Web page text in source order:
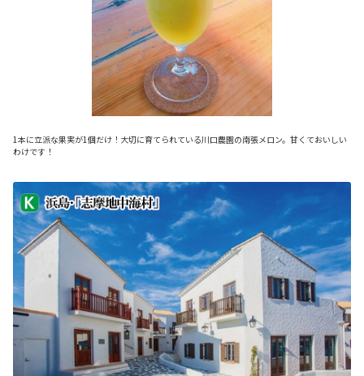
1本に立派な果実が1個だけ！大切に育てられている川口農園の南張メロン。甘くておいしい
わけです！